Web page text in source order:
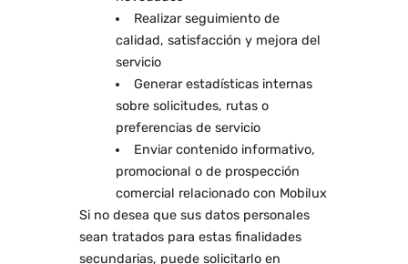
Realizar seguimiento de
calidad, satisfacción y mejora del
servicio
Generar estadísticas internas
sobre solicitudes, rutas o
preferencias de servicio
Enviar contenido informativo,
promocional o de prospección
comercial relacionado con Mobilux
Si no desea que sus datos personales
sean tratados para estas finalidades
secundarias, puede solicitarlo en